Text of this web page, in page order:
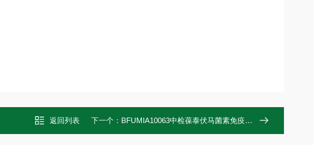
返回列表 下一个： BFUMIA10063中检葆泰伏马菌素免疫亲和柱